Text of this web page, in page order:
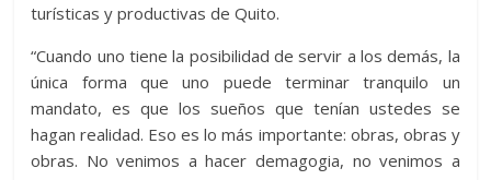
turísticas y productivas de Quito.
“Cuando uno tiene la posibilidad de servir a los demás, la
única forma que uno puede terminar tranquilo un
mandato, es que los sueños que tenían ustedes se
hagan realidad. Eso es lo más importante: obras, obras y
obras. No venimos a hacer demagogia, no venimos a